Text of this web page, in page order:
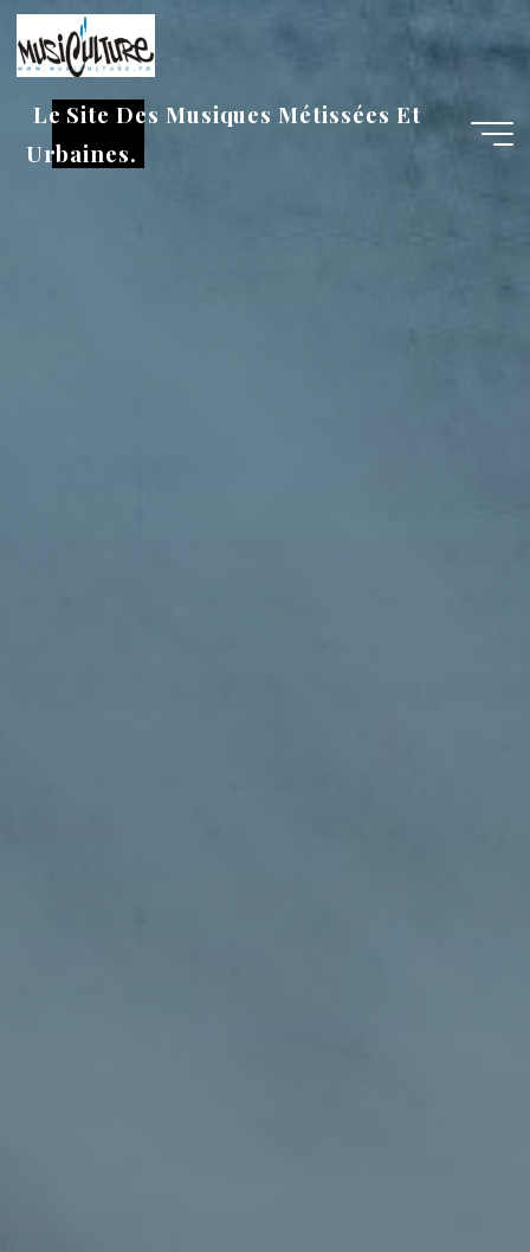
Aller
au
contenu
Le Site Des Musiques Métissées Et
Urbaines.